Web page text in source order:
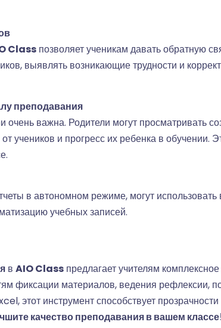
Class позволяет ученикам давать обратную
выявлять возникающие трудности и
преподавания
очень важна. Родители могут просматривать
учеников и прогресс их ребенка в обучении.
в автономном режиме, могут
учебных записей.
в AIO Class предлагает учителям
фиксации материалов, ведения рефлексии,
этот инструмент способствует
качество преподавания в вашем